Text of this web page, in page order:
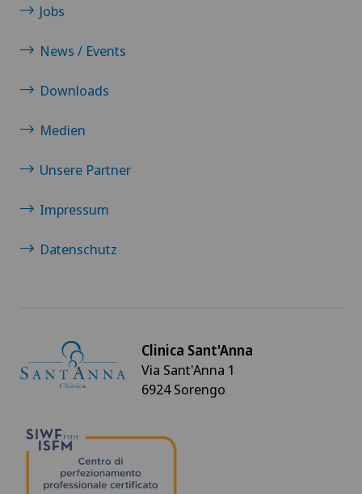
Jobs
News / Events
Downloads
Medien
Unsere Partner
Impressum
Datenschutz
Clinica Sant'Anna
Via Sant'Anna 1
6924 Sorengo